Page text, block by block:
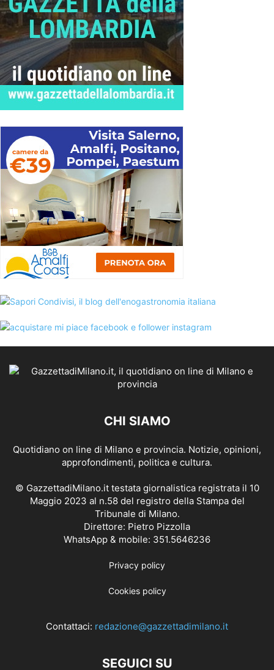
CHI SIAMO
Quotidiano on line di Milano e provincia. Notizie, opinioni,
approfondimenti, politica e cultura.
© GazzettadiMilano.it testata giornalistica registrata il 10
Maggio 2023 al n.58 del registro della Stampa del
Tribunale di Milano.
Direttore: Pietro Pizzolla
WhatsApp & mobile: 351.5646236
Privacy policy
Cookies policy
Contattaci: redazione@gazzettadimilano.it
SEGUICI SU